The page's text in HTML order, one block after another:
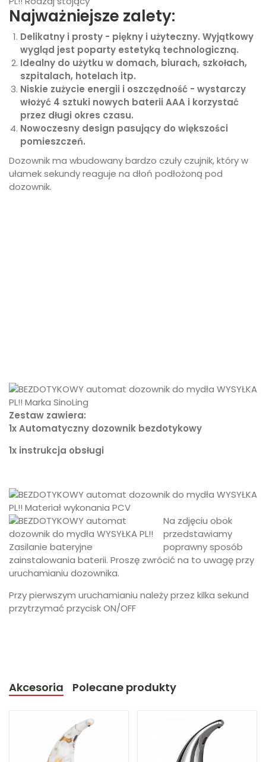
Najważniejsze zalety:
Delikatny i prosty - piękny i użyteczny. Wyjątkowy
wygląd jest poparty estetyką technologiczną.
Idealny do użytku w domach, biurach, szkołach,
szpitalach, hotelach itp.
Niskie zużycie energii i oszczędność - wystarczy
włożyć 4 sztuki nowych baterii AAA i korzystać
przez długi okres czasu.
Nowoczesny design pasujący do większości
pomieszczeń.
Dozownik ma wbudowany bardzo czuły czujnik, który w
ułamek sekundy reaguje na dłoń podłożoną pod
dozownik.
Zestaw zawiera:
1x Automatyczny dozownik bezdotykowy
1x instrukcja obsługi
Na zdjęciu obok
przedstawiamy
poprawny sposób
zainstalowania baterii. Proszę zwrócić na to uwagę przy
uruchamianiu dozownika.
Przy pierwszym uruchamianiu należy przez kilka sekund
przytrzymać przycisk ON/OFF
Akcesoria Polecane produkty